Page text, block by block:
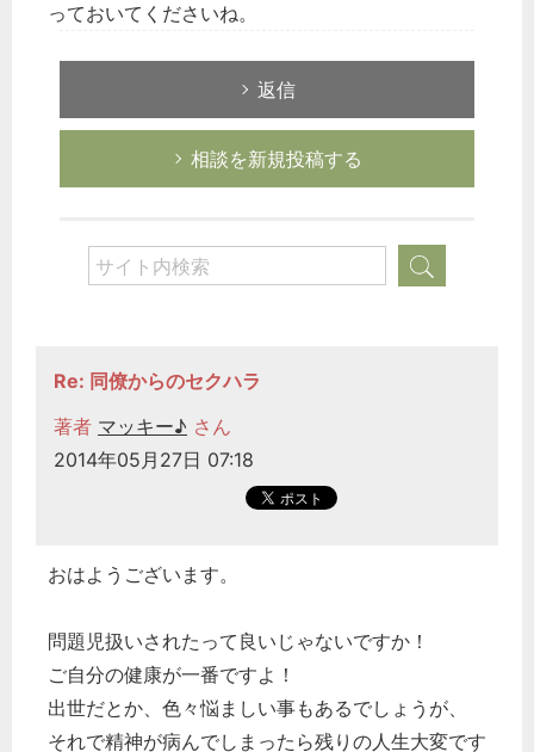
っておいてくださいね。
返信
相談を新規投稿する
Re: 同僚からのセクハラ
著者 マッキー♪ さん
2014年05月27日 07:18
おはようございます。
問題児扱いされたって良いじゃないですか！
ご自分の健康が一番ですよ！
出世だとか、色々悩ましい事もあるでしょうが、
それで精神が病んでしまったら残りの人生大変です